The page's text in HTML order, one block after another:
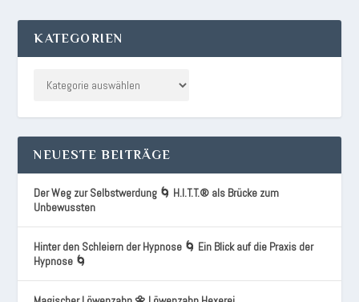
KATEGORIEN
NEUESTE BEITRÄGE
Der Weg zur Selbstwerdung 🌀 H.I.T.T.® als Brücke zum
Unbewussten
Hinter den Schleiern der Hypnose 🌀 Ein Blick auf die Praxis der
Hypnose 🌀